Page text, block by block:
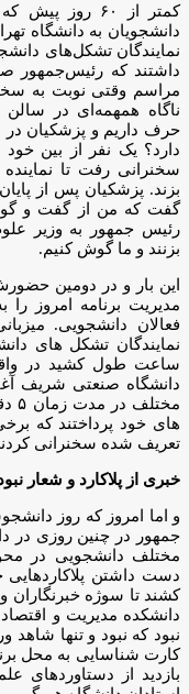
کمتر از ۶۰
دانشجویان به دانشگاه
نمایندگان تشکل‌های
داشتند که رئیس‌جمهور
مراسم وقتی نوبت به
ناگاه همهمه‌ای در
حرف داریم و پزشکیان
دارد؟ یک نفر از بین
سخنرانی رفت تا
بزند. پزشکیان پس از
گفت که من از گفت و گو
رئیس جمهور به وزیر
بزنند و ما گوش کنیم.
این بار و در دومین
مدیریت برنامه امروز
نمایندگان تشکل های
ساعت طول کشید در واقع
دانشگاه صنعتی شریف
های خود پرداختند که
تعریف شده سخنرانی
خبری از پلاکارد و شعار
و اما امروز که روز
جمهور در چنین روزی در
مختلف دانشجویی در
دست داشتن پلاکاردهایی
کشند تا سوژه خبرنگاران
دانشکده مدیریت و
نبود که نبود و تنها
کارت شناسایی به محل
بازدید از